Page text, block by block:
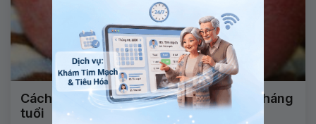
Cách điều trị bệnh viêm da cơ địa trẻ 3 tháng
tuổi